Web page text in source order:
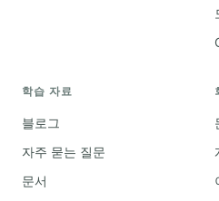
학습 자료
블로그
자주 묻는 질문
문서